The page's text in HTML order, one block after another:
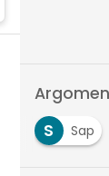
S
Sap